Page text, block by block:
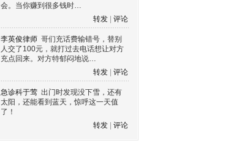
会。当你赚到很多钱时…
转发
评论
李英俊律师 哥们充话费输错号，替别
人交了100元，就打过去电话想让对方
充点回来。对方特郁闷地说…
转发
评论
急诊科于莺 出门时发现没下雪，还有
太阳，还能看到蓝天，惊呼这一天值
了！
转发
评论